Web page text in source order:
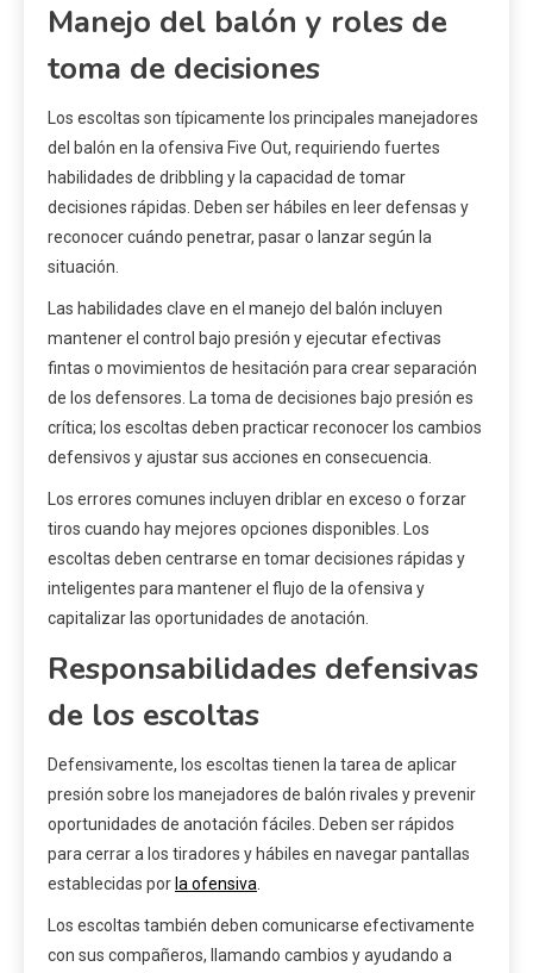
Manejo del balón y roles de
toma de decisiones
Los escoltas son típicamente los principales manejadores
del balón en la ofensiva Five Out, requiriendo fuertes
habilidades de dribbling y la capacidad de tomar
decisiones rápidas. Deben ser hábiles en leer defensas y
reconocer cuándo penetrar, pasar o lanzar según la
situación.
Las habilidades clave en el manejo del balón incluyen
mantener el control bajo presión y ejecutar efectivas
fintas o movimientos de hesitación para crear separación
de los defensores. La toma de decisiones bajo presión es
crítica; los escoltas deben practicar reconocer los cambios
defensivos y ajustar sus acciones en consecuencia.
Los errores comunes incluyen driblar en exceso o forzar
tiros cuando hay mejores opciones disponibles. Los
escoltas deben centrarse en tomar decisiones rápidas y
inteligentes para mantener el flujo de la ofensiva y
capitalizar las oportunidades de anotación.
Responsabilidades defensivas
de los escoltas
Defensivamente, los escoltas tienen la tarea de aplicar
presión sobre los manejadores de balón rivales y prevenir
oportunidades de anotación fáciles. Deben ser rápidos
para cerrar a los tiradores y hábiles en navegar pantallas
establecidas por la ofensiva
Los escoltas también deben comunicarse efectivamente
con sus compañeros, llamando cambios y ayudando a